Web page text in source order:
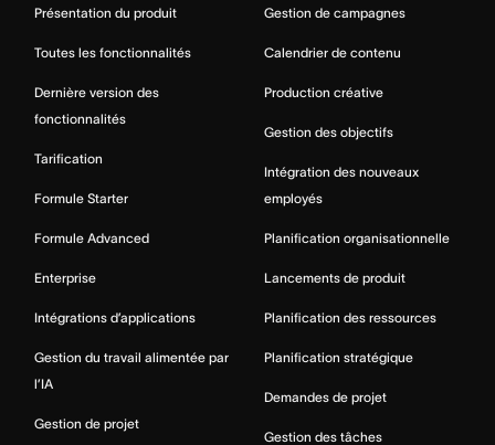
Présentation du produit
Toutes les fonctionnalités
Dernière version des
fonctionnalités
Tarification
Formule Starter
Formule Advanced
Enterprise
Intégrations d’applications
Gestion du travail alimentée par
l’IA
Gestion de projet
Gestion de campagnes
Calendrier de contenu
Production créative
Gestion des objectifs
Intégration des nouveaux
employés
Planification organisationnelle
Lancements de produit
Planification des ressources
Planification stratégique
Demandes de projet
Gestion des tâches